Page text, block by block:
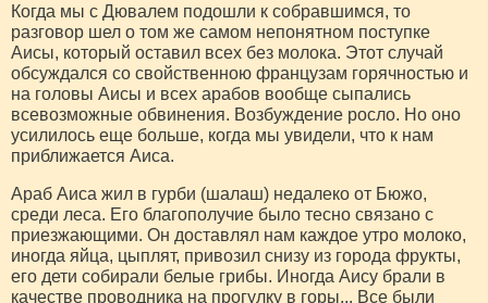
Когда мы с Дювалем подошли к собравшимся, то
разговор шел о том же самом непонятном поступке
Аисы, который оставил всех без молока. Этот случай
обсуждался со свойственною французам горячностью и
на головы Аисы и всех арабов вообще сыпались
всевозможные обвинения. Возбуждение росло. Но оно
усилилось еще больше, когда мы увидели, что к нам
приближается Аиса.
Араб Аиса жил в гурби (шалаш) недалеко от Бюжо,
среди леса. Его благополучие было тесно связано с
приезжающими. Он доставлял нам каждое утро молоко,
иногда яйца, цыплят, привозил снизу из города фрукты,
его дети собирали белые грибы. Иногда Аису брали в
качестве проводника на прогулку в горы... Все были